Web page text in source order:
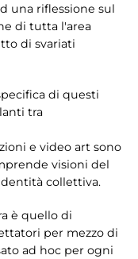
una riflessione sul
di tutta l'area
di svariati
di questi
tra
e video art sono
visioni del
collettiva.
è quello di
per mezzo di
ad hoc per ogni